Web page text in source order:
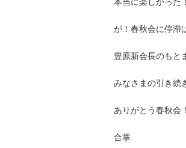
が！春秋会に停滞
豊原新会長のもと
みなさまの引き続
ありがとう春秋会
合掌